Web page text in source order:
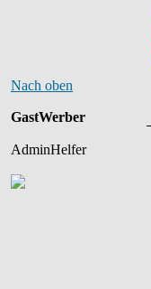
Nach oben
GastWerber
AdminHelfer